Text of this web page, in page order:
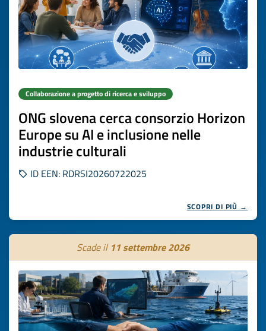
Collaborazione a progetto di ricerca e sviluppo
ONG slovena cerca consorzio Horizon
Europe su AI e inclusione nelle
industrie culturali
ID EEN: RDRSI20260722025
SCOPRI DI PIÙ →
Scade il 11 settembre 2026